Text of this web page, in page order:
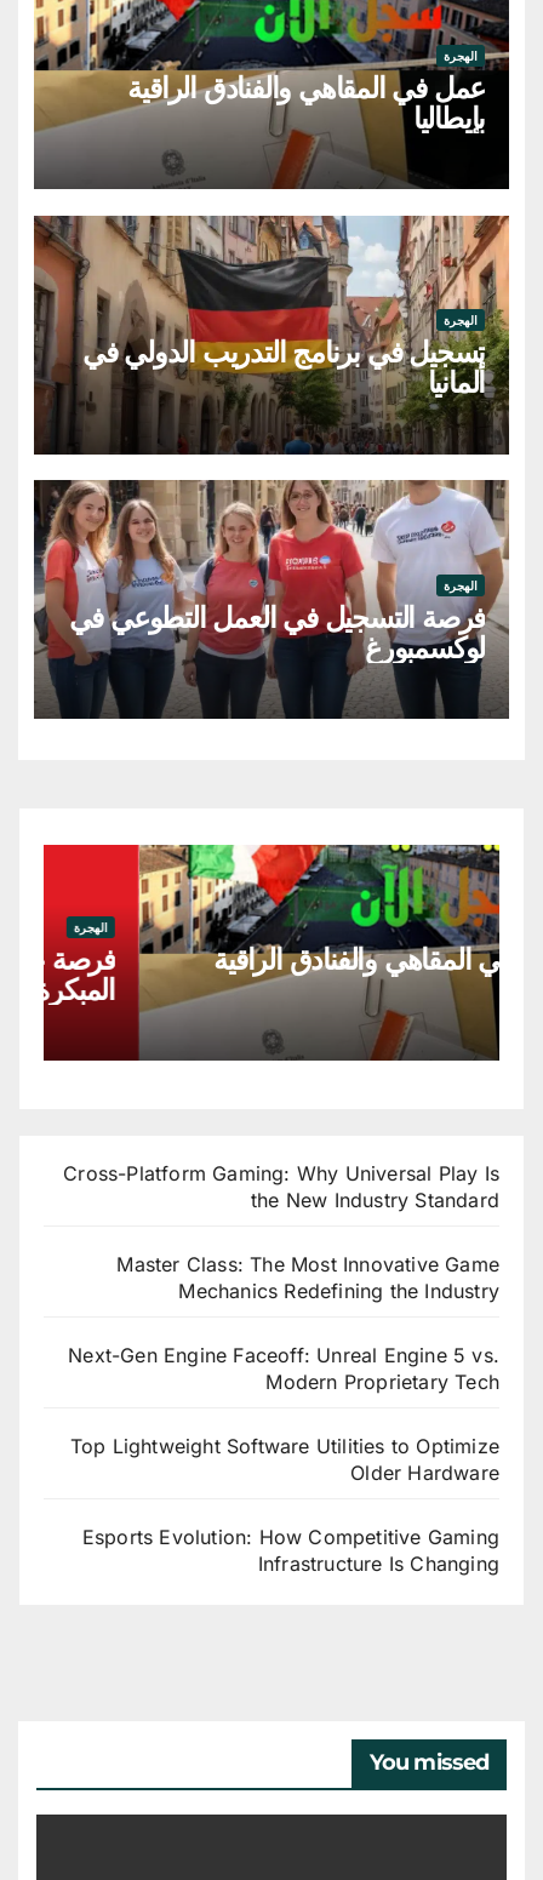
الهجرة
عمل في المقاهي والفنادق الراقية
بإيطاليا
الهجرة
تسجيل في برنامج التدريب الدولي في
ألمانيا
الهجرة
فرصة التسجيل في العمل التطوعي في
لوكسمبورغ
الهجرة
فرصة عمل دولية مربيات الطفولة
المبكرة في كندا
Cross-Platform Gaming: Why Universal Play Is
the New Industry Standard
Master Class: The Most Innovative Game
Mechanics Redefining the Industry
Next-Gen Engine Faceoff: Unreal Engine 5 vs.
Modern Proprietary Tech
Top Lightweight Software Utilities to Optimize
Older Hardware
Esports Evolution: How Competitive Gaming
Infrastructure Is Changing
You missed